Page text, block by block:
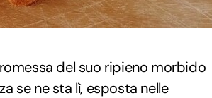
del suo ripieno morbido
se ne sta lì, esposta nelle